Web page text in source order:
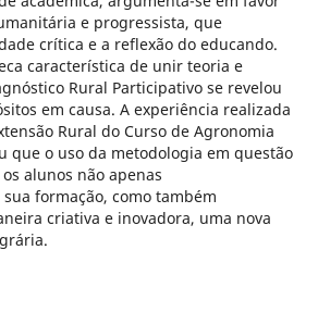
e progressista, que
crítica e a reflexão do educando.
característica de unir teoria e
Rural Participativo se revelou
em causa. A experiência realizada
Rural do Curso de Agronomia
que o uso da metodologia em questão
alunos não apenas
formação, como também
criativa e inovadora, uma nova